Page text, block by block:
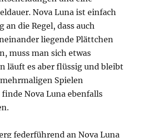
Nova Luna ist einfach
an die Regel, dass auch
liegende Plättchen
muss man sich etwas
läuft es aber flüssig und bleibt
Spielen
Nova Luna ebenfalls
federführend an Nova Luna